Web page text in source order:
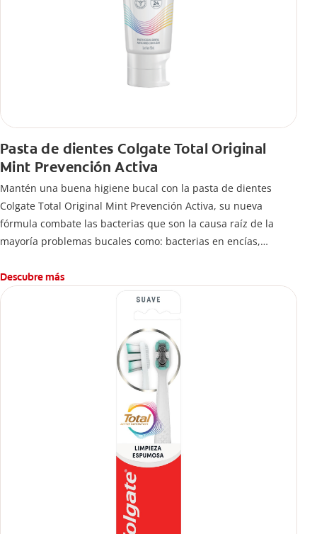
Pasta de dientes Colgate Total Original
Mint Prevención Activa
Mantén una buena higiene bucal con la pasta de dientes
Colgate Total Original Mint Prevención Activa, su nueva
fórmula combate las bacterias que son la causa raíz de la
mayoría problemas bucales como: bacterias en encías,
caries.
Descubre más